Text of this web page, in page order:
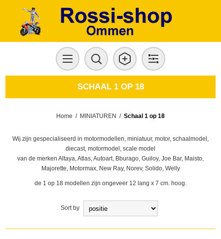
SCHAAL 1 OP 18
Home / MINIATUREN / Schaal 1 op 18
Wij zijn gespecialiseerd in motormodellen, miniatuur, motor, schaalmodel,
diecast, motormodel, scale model
van de merken Altaya, Atlas, Autoart, Bburago, Guiloy, Joe Bar, Maisto,
Majorette, Motormax, New Ray, Norev, Solido, Welly
de 1 op 18 modellen zijn ongeveer 12 lang x 7 cm. hoog.
Sort by